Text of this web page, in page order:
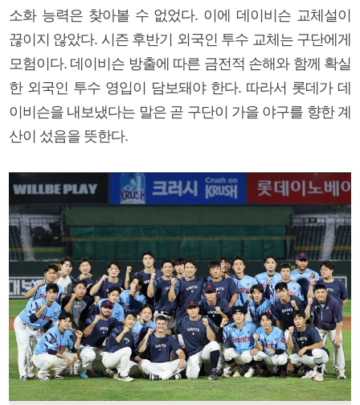
소화 능력은 찾아볼 수 없었다. 이에 데이비슨 교체설이
끊이지 않았다. 시즌 후반기 외국인 투수 교체는 구단에게
모험이다. 데이비슨 방출에 따른 금전적 손해와 함께 확실
한 외국인 투수 영입이 담보돼야 한다. 따라서 롯데가 데
이비슨을 내보냈다는 말은 곧 구단이 가을 야구를 향한 계
산이 섰음을 뜻한다.